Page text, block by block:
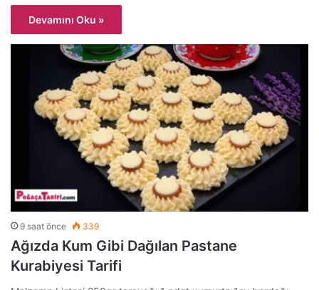
Devamını Oku »
9 saat önce 339
Ağızda Kum Gibi Dağılan Pastane
Kurabiyesi Tarifi